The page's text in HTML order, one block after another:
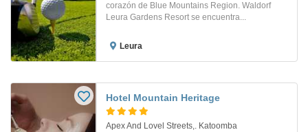
corazón de Blue Mountains Region. Waldorf
Leura Gardens Resort se encuentra...
Leura
Hotel Mountain Heritage
Apex And Lovel Streets,. Katoomba